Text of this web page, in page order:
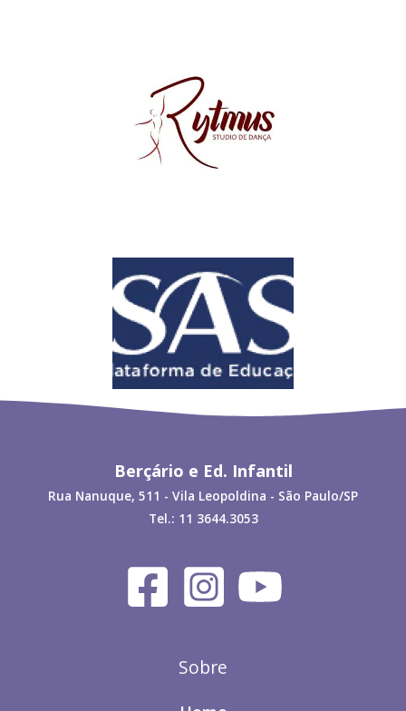
Berçário e Ed. Infantil
Rua Nanuque, 511 - Vila Leopoldina - São Paulo/SP
Tel.: 11 3644.3053
Sobre